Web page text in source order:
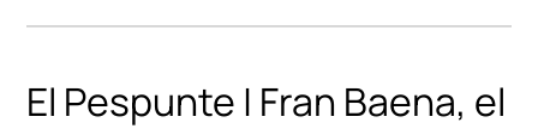
El Pespunte | Fran Baena, el